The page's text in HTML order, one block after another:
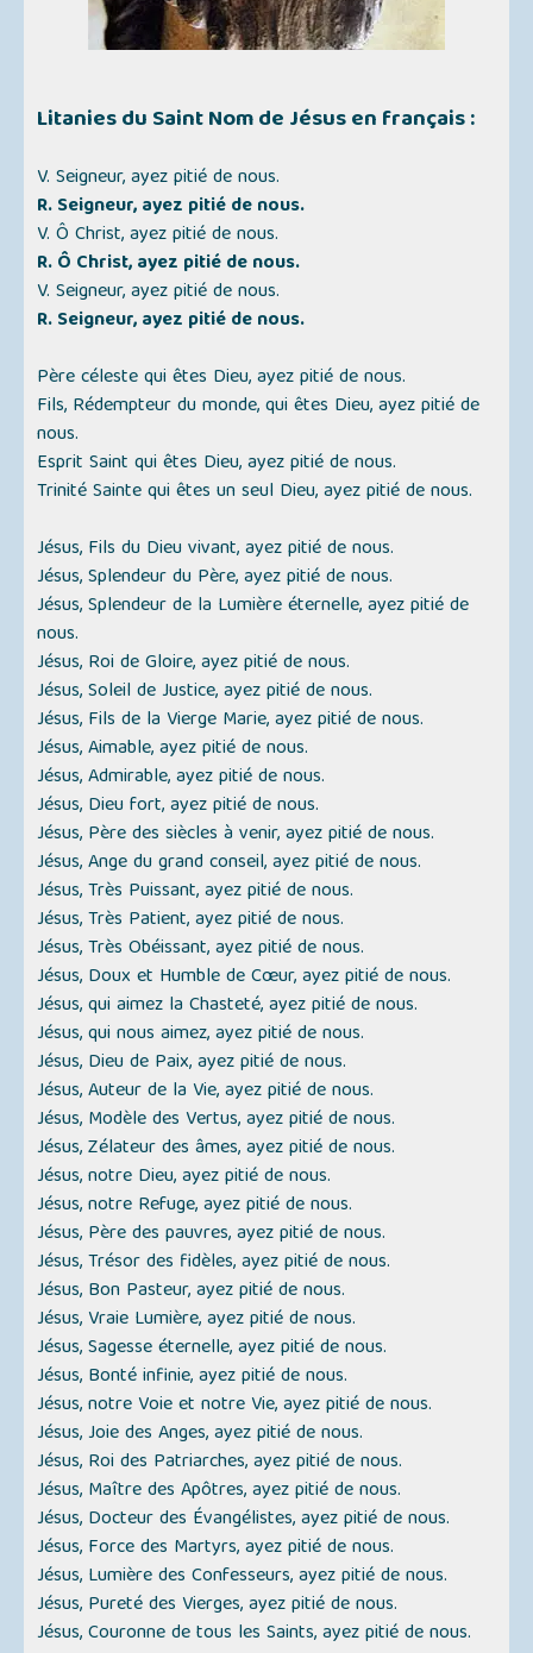
Litanies du Saint Nom de Jésusen français :
V. Seigneur, ayez pitié de nous.
R. Seigneur, ayez pitié de nous.
V. Ô Christ, ayez pitié de nous.
R. Ô Christ, ayez pitié de nous.
V. Seigneur, ayez pitié de nous.
R. Seigneur, ayez pitié de nous.
Père céleste qui êtes Dieu, ayez pitié de nous.
Fils, Rédempteur du monde, qui êtes Dieu, ayez pitié de
nous.
Esprit Saint qui êtes Dieu, ayez pitié de nous.
Trinité Sainte qui êtes un seul Dieu, ayez pitié de nous.
Jésus, Fils du Dieu vivant, ayez pitié de nous.
Jésus, Splendeur du Père, ayez pitié de nous.
Jésus, Splendeur de la Lumière éternelle, ayez pitié de
nous.
Jésus, Roi de Gloire, ayez pitié de nous.
Jésus, Soleil de Justice, ayez pitié de nous.
Jésus, Fils de la Vierge Marie, ayez pitié de nous.
Jésus, Aimable, ayez pitié de nous.
Jésus, Admirable, ayez pitié de nous.
Jésus, Dieu fort, ayez pitié de nous.
Jésus, Père des siècles à venir, ayez pitié de nous.
Jésus, Ange du grand conseil, ayez pitié de nous.
Jésus, Très Puissant, ayez pitié de nous.
Jésus, Très Patient, ayez pitié de nous.
Jésus, Très Obéissant, ayez pitié de nous.
Jésus, Doux et Humble de Cœur, ayez pitié de nous.
Jésus, qui aimez la Chasteté, ayez pitié de nous.
Jésus, qui nous aimez, ayez pitié de nous.
Jésus, Dieu de Paix, ayez pitié de nous.
Jésus, Auteur de la Vie, ayez pitié de nous.
Jésus, Modèle des Vertus, ayez pitié de nous.
Jésus, Zélateur des âmes, ayez pitié de nous.
Jésus, notre Dieu, ayez pitié de nous.
Jésus, notre Refuge, ayez pitié de nous.
Jésus, Père des pauvres, ayez pitié de nous.
Jésus, Trésor des fidèles, ayez pitié de nous.
Jésus, Bon Pasteur, ayez pitié de nous.
Jésus, Vraie Lumière, ayez pitié de nous.
Jésus, Sagesse éternelle, ayez pitié de nous.
Jésus, Bonté infinie, ayez pitié de nous.
Jésus, notre Voie et notre Vie, ayez pitié de nous.
Jésus, Joie des Anges, ayez pitié de nous.
Jésus, Roi des Patriarches, ayez pitié de nous.
Jésus, Maître des Apôtres, ayez pitié de nous.
Jésus, Docteur des Évangélistes, ayez pitié de nous.
Jésus, Force des Martyrs, ayez pitié de nous.
Jésus, Lumière des Confesseurs, ayez pitié de nous.
Jésus, Pureté des Vierges, ayez pitié de nous.
Jésus, Couronne de tous les Saints, ayez pitié de nous.